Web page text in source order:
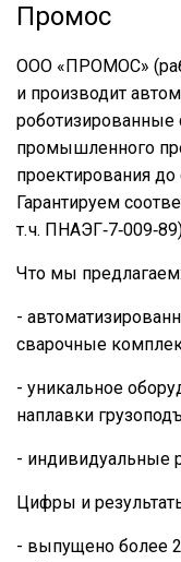
Промос
ООО «ПРОМОС»
и производит
промышленного
проектирования
Гарантируем
т. ч.
Что мы предлагаем:
-
сварочные
- уникальное
наплавки
- индивидуальные
Цифры и
- выпущено более